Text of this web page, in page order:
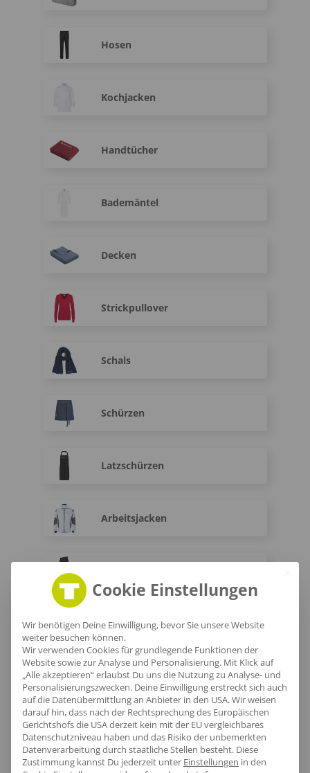
Hosen
Kochjacken
Handtücher
Bademäntel
Decken
Strickpullover
Schals
Schürzen
Latzschürzen
Arbeitsjacken
Warnwesten
Warnschutz-T-Shirts
Fleece Warnschutzjacken
Cookie Einstellungen
Wir benötigen Deine Einwilligung, bevor Sie unsere Website
weiter besuchen können.
Wir verwenden Cookies für grundlegende Funktionen der
Website sowie zur Analyse und Personalisierung. Mit Klick auf
„Alle akzeptieren“ erlaubst Du uns die Nutzung zu Analyse- und
Personalisierungszwecken. Deine Einwilligung erstreckt sich auch
auf die Datenübermittlung an Anbieter in den USA. Wir weisen
darauf hin, dass nach der Rechtsprechung des Europäischen
Gerichtshofs die USA derzeit kein mit der EU vergleichbares
Datenschutzniveau haben und das Risiko der unbemerkten
Datenverarbeitung durch staatliche Stellen besteht. Diese
Zustimmung kannst Du jederzeit unter Einstellungen in den